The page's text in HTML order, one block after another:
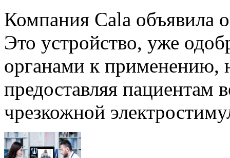
Компания Cala объявила
Это устройство, уже
органами к применению,
предоставляя пациентам
чрезкожной